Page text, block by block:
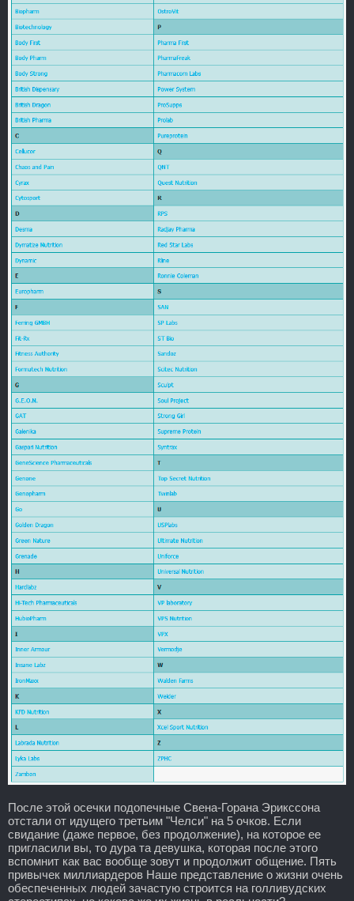
После этой осечки подопечные Свена-Горана Эрикссона
отстали от идущего третьим "Челси" на 5 очков. Если
свидание (даже первое, без продолжение), на которое ее
пригласили вы, то дура та девушка, которая после этого
вспомнит как вас вообще зовут и продолжит общение. Пять
привычек миллиардеров Наше представление о жизни очень
обеспеченных людей зачастую строится на голливудских